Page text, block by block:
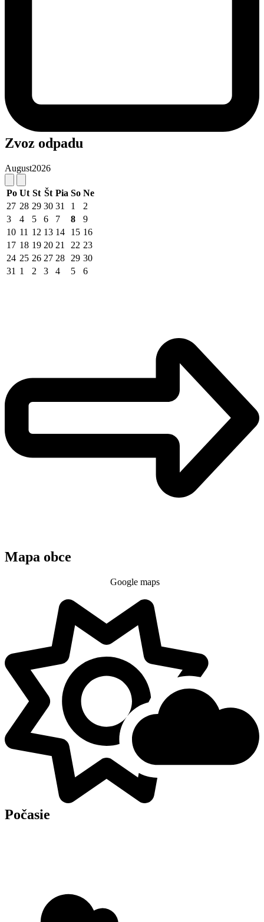
Zvoz odpadu
August2026
Po Ut St Št Pia So Ne
27 28 29 30 31 1
2
3
4 5 6 7 8
9
10 11 12 13 14 15 16
17 18 19 20 21 22 23
24 25 26 27 28 29 30
31 1 2 3 4 5 6
Mapa obce
Google maps
Počasie